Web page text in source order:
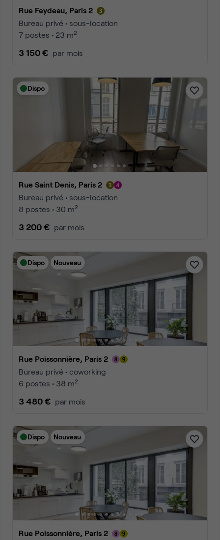
Rue Feydeau, Paris 2
Bureau privé • sous-location
7 postes • 23 m2
3 150 € par mois
Dispo
Rue Saint Denis, Paris 2
Bureau privé • sous-location
8 postes • 30 m2
3 200 € par mois
Dispo Nouveau
Rue Poissonnière, Paris 2
Bureau privé • coworking
6 postes • 38 m2
3 480 € par mois
Dispo Nouveau
Rue Poissonnière, Paris 2